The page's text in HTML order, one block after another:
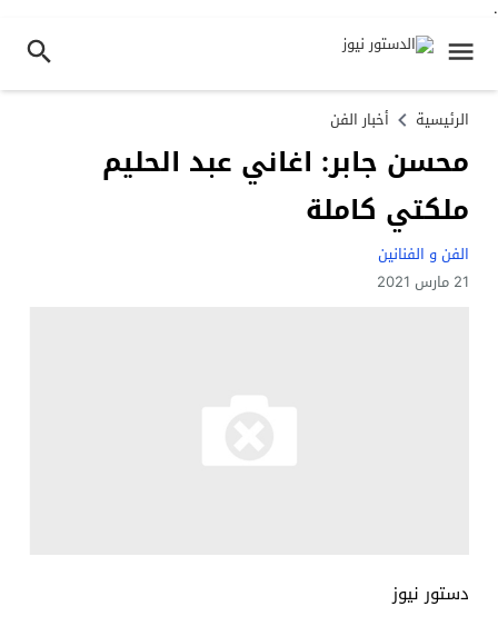
.
الرئيسية أخبار الفن
محسن جابر: اغاني عبد الحليم
ملكتي كاملة
الفن و الفنانين
21 مارس 2021
دستور نيوز